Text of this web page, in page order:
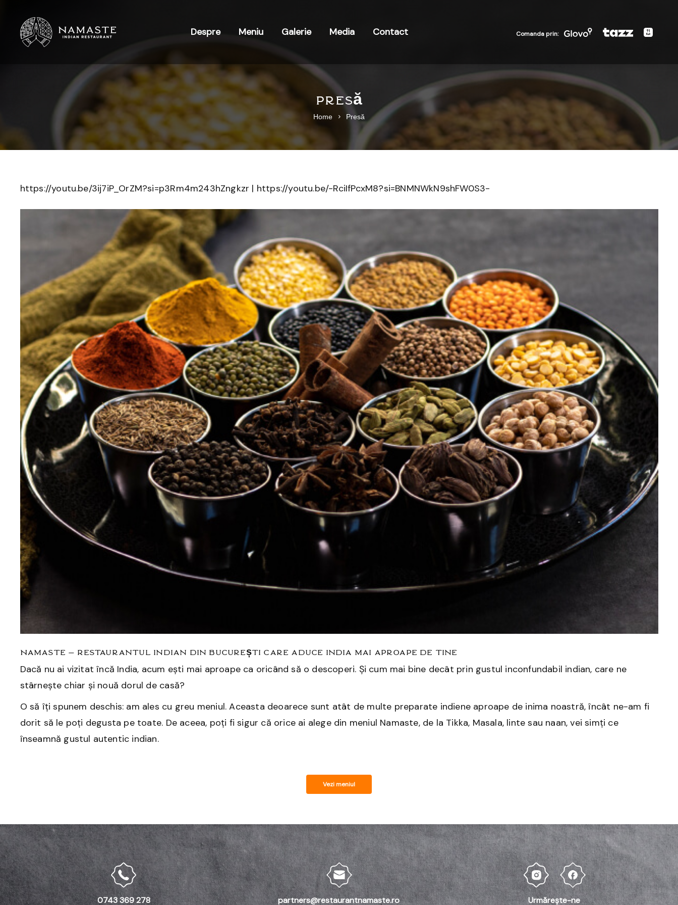
Despre Meniu Galerie Media Contact Comanda prin: Glovo Tazz Bolt
Food
Presă
Home Presă
https://youtu.be/3ij7iP_OrZM?si=p3Rm4m243hZngkzr | https://youtu.be/-RciIfPcxM8?si=BNMNWkN9shFW0S3-
Namaste – Restaurantul indian din București care aduce India mai aproape de tine
Dacă nu ai vizitat încă India, acum ești mai aproape ca oricând să o descoperi. Și cum mai bine decât prin gustul inconfundabil indian, care ne
stârnește chiar și nouă dorul de casă?
O să îți spunem deschis: am ales cu greu meniul. Aceasta deoarece sunt atât de multe preparate indiene aproape de inima noastră, încât ne-am fi
dorit să le poți degusta pe toate. De aceea, poți fi sigur că orice ai alege din meniul Namaste, de la Tikka, Masala, linte sau naan, vei simți ce
înseamnă gustul autentic indian.
Vezi meniul
0743 369 278 partners@restaurantnamaste.ro Urmărește-ne